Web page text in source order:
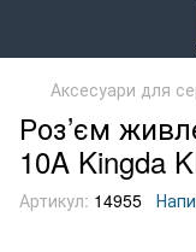
Аксесуари для
Роз’єм
10A Kingda
Артикул: 14955